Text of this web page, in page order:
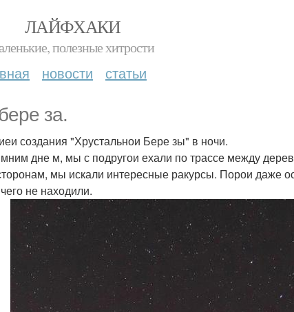
ЛАЙФХАКИ
полезные хитрости
новости статьи
за.
создания "Хрустальнои Бере зы" в ночи.
дне м, мы с подругои ехали по трассе между
мы искали интересные ракурсы. Порои даже
не находили.